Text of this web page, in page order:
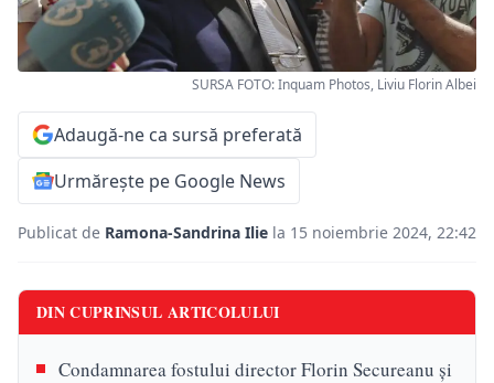
SURSA FOTO: Inquam Photos, Liviu Florin Albei
Adaugă-ne ca sursă preferată
Urmărește pe Google News
Publicat de Ramona-Sandrina Ilie la 15 noiembrie 2024, 22:42
DIN CUPRINSUL ARTICOLULUI
Condamnarea fostului director Florin Secureanu și